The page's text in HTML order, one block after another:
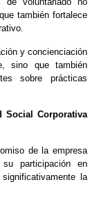
también fortalece
y concienciación
sino que también
sobre prácticas
Social Corporativa
de la empresa
participación en
la